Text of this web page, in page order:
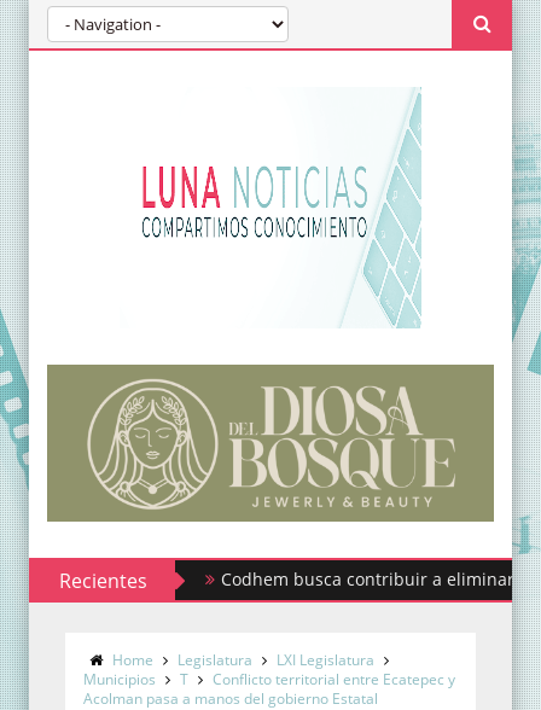
RecientesCodhem busca contribuir a eliminar los
Home Legislatura
LXI Legislatura
Municipios
T
Conflicto territorial entre Ecatepec y
Acolman pasa a manos del gobierno Estatal